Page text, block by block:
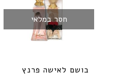
חסר במלאי
בושם לאישה פרנץ